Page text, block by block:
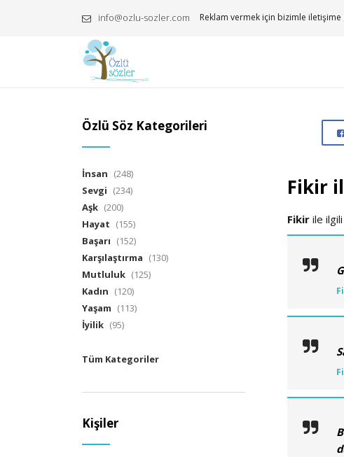
info@ozlu-sozler.com Reklam vermek için bizimle iletişime
Fikir
Fikirile
Özlü Söz Kategorileri
İnsan (248)
Sevgi (234)
Aşk (200)
Hayat (155)
Başarı (152)
Karşılaştırma (130)
Mutluluk (125)
Kadın (120)
Yaşam (113)
İyilik (95)
Tüm Kategoriler
Kişiler